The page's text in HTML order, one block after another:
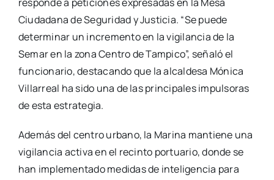
Ciudadana de Seguridad y Justicia. “Se puede
determinar un incremento en la vigilancia de la
Semar en la zona Centro de Tampico”, señaló el
funcionario, destacando que la alcaldesa Mónica
Villarreal ha sido una de las principales impulsoras
de esta estrategia.
Además del centro urbano, la Marina mantiene una
vigilancia activa en el recinto portuario, donde se
han implementado medidas de inteligencia para